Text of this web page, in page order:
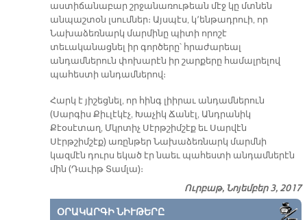
աստիճանաբար շրջանառութեան մէջ կը մտնեն
անպաշտօն լսումներ։ Այսպէս, կ՚ենթադրուի, որ
Նախաձեռնարկ մարմինը պիտի որոշէ
տեւականացնել իր գործերը՝ հրաժարեալ
անդամներուն փոխարէն իր շարքերը համալրելով
պահեստի անդամներով։
Հարկ է յիշեցնել, որ հինգ լիիրաւ անդամներուն
(Սարգիս Քիւլէկէչ, Խաչիկ Ճանէլ, Անդրանիկ
Քէօսէտաղ, Մկրտիչ Սէրթշիմշէք եւ Սարվէն
Սէրթշիմշէք) առընթեր Նախաձեռնարկ մարմնի
կազմէն դուրս եկած էր նաեւ պահեստի անդամներէն
մին (Դաւիթ Տամլա)։
Ուրբաթ, Նոյեմբեր 3, 2017
ՕՐԱԿԱՐԳԻ ՆԻՒԹԵՐԸ